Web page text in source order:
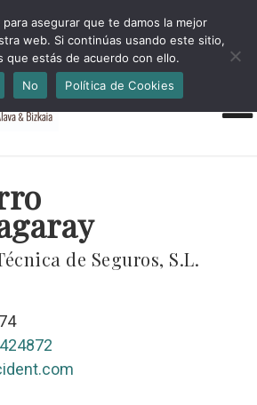
Jue 09:00-16:30 Vier 9:00-14:00
94.442.43.43 Móvil y Whatsapp
de Seguros, S.L.
asegurar que te damos la mejor
web. Si continúas usando este sitio,
que estás de acuerdo con ello.
No Política de Cookies